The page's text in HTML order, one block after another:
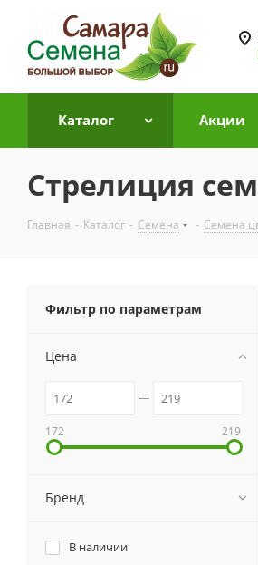
Каталог Акции
Стрелиция
Главная - Каталог - Семена - Семена
Фильтр по параметрам
Цена
172 219
Бренд
В наличии